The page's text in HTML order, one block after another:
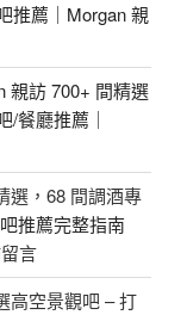
推薦｜Morgan 親
親訪 700+ 間精選
/餐廳推薦｜
選，68 間調酒專
推薦完整指南
言
高空景觀吧 – 打